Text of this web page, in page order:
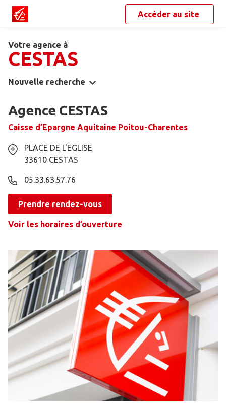
Accéder au site
Votre agence à
CESTAS
Nouvelle recherche
Agence CESTAS
Caisse d’Epargne Aquitaine Poitou-Charentes
PLACE DE L'EGLISE
33610 CESTAS
05.33.63.57.76
Prendre rendez-vous
Voir les horaires d’ouverture